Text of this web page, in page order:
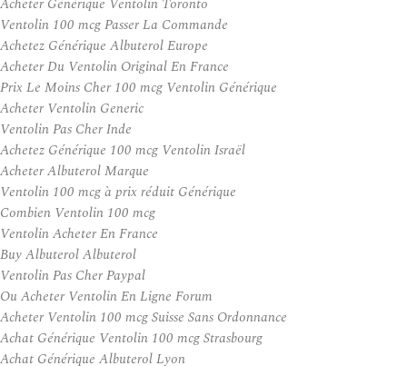
Ventolin 100 mcg Passer La Commande
Achetez Générique Albuterol Europe
Acheter Du Ventolin Original En France
Prix Le Moins Cher 100 mcg Ventolin Générique
Acheter Ventolin Generic
Ventolin Pas Cher Inde
Achetez Générique 100 mcg Ventolin Israël
Acheter Albuterol Marque
Ventolin 100 mcg à prix réduit Générique
Combien Ventolin 100 mcg
Ventolin Acheter En France
Buy Albuterol Albuterol
Ventolin Pas Cher Paypal
Ou Acheter Ventolin En Ligne Forum
Acheter Ventolin 100 mcg Suisse Sans Ordonnance
Achat Générique Ventolin 100 mcg Strasbourg
Achat Générique Albuterol Lyon